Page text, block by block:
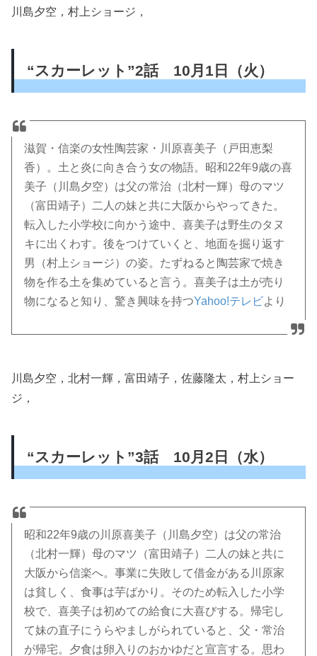
川島夕空，村上ショージ，
“スカーレット”2話 10月1日（火）
滋賀・信楽の女性陶芸家・川原喜美子（戸田恵梨
香）。土と炎に向き合う女の物語。昭和22年9歳の喜
美子（川島夕空）は父の常治（北村一輝）母のマツ
（富田靖子）二人の妹と共に大阪からやってきた。
転入した小学校に向かう途中、喜美子は野生のタヌ
キに出くわす。後をつけていくと、地面を掘り返す
男（村上ショージ）の姿。たずねると陶芸家で焼き
物を作る土を集めていると言う。喜美子は土が売り
物になると知り、驚き興味を持つYahoo!テレビより
川島夕空，北村一輝，富田靖子，佐藤隆太，村上ショー
ジ，
“スカーレット”3話 10月2日（水）
昭和22年9歳の川原喜美子（川島夕空）は父の常治
（北村一輝）母のマツ（富田靖子）二人の妹と共に
大阪から信楽へ。事業に失敗して借金がある川原家
は貧しく、食事は芋ばかり。そのため転入した小学
校で、喜美子は初めての給食に大喜びする。帰宅し
て妹の直子にうらやましがられていると、父・常治
が帰宅。夕食は卵入りのおかゆだと宣言する。思わ